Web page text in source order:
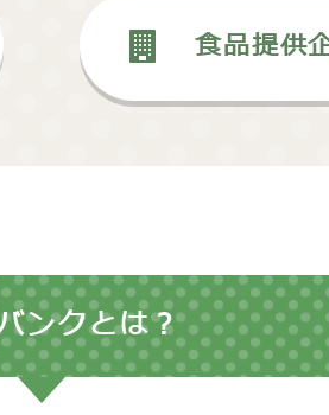
食品提供
ンクとは？